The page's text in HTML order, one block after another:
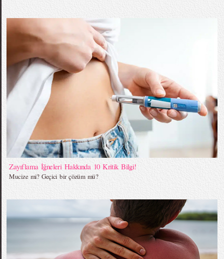
Zayıflama İğneleri Hakkında 10 Kritik Bilgi!
Mucize mi? Geçici bir çözüm mü?